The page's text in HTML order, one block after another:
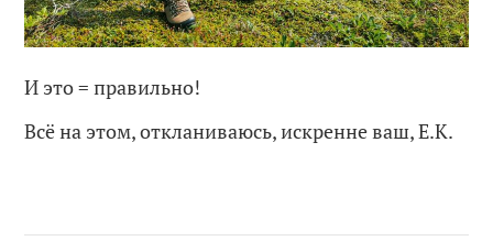
И это = правильно!
Всё на этом, откланиваюсь, искренне ваш, Е.К.